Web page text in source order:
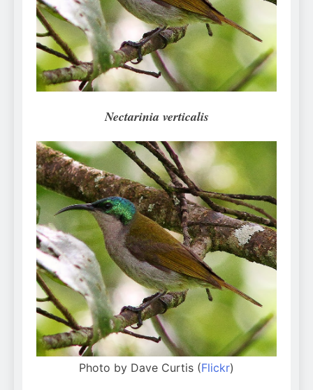
Can Bulldogs Play Fetch?
And How to Train Them!
7 Năm Ago
How Often Do I Need to
Groom My Bulldog
7 Năm Ago
Nectarinia verticalis
Photo by Dave Curtis (Flickr)